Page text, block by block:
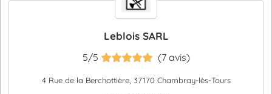
Leblois SARL
5/5 (7 avis)
4 Rue de la Berchottière, 37170 Chambray-lès-Tours